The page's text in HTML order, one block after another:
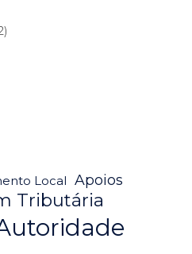
Local
Apoios
Tributária